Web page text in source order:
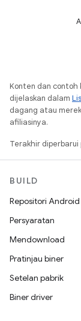
Konten dan contoh
dijelaskan dalam
dagang atau
afiliasinya.
Terakhir
BUILD
Repositori Android
Persyaratan
Mendownload
Pratinjau biner
Setelan pabrik
Biner driver